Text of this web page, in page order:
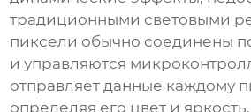
традиционными световыми
пиксели обычно соединены
и управляются
отправляет данные каждому
определяя его цвет и яркость.